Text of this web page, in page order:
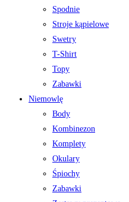
Spodnie
Stroje kąpielowe
Swetry
T-Shirt
Topy
Zabawki
Niemowlę
Body
Kombinezon
Komplety
Okulary
Śpiochy
Zabawki